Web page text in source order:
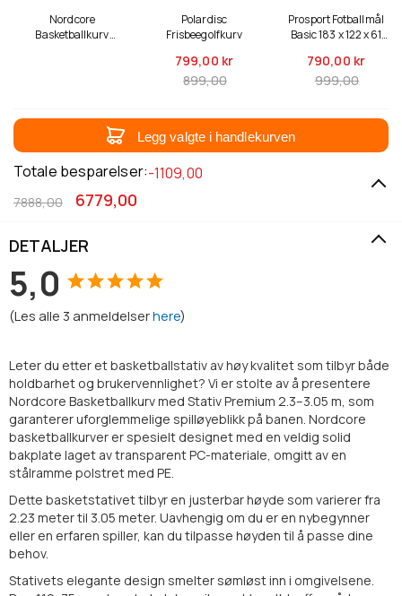
Nordcore
Basketballkurv
Polardisc
Frisbeegolfkurv
799,00 kr
899,00
Prosport Fotballmål
Basic 183 x 122 x 61
790,00 kr
999,00
Legg valgte i handlekurven
Totale besparelser:-1109,00
6779,00
7888,00
DETALJER
5,0
(Les alle 3anmeldelserhere)
Leter du etter et basketballstativ av høy kvalitet som tilbyr både
holdbarhet og brukervennlighet? Vi er stolte av å presentere
Nordcore Basketballkurv med Stativ Premium 2.3–3.05 m, som
garanterer uforglemmelige spilløyeblikk på banen. Nordcore
basketballkurver er spesielt designet med en veldig solid
bakplate laget av transparent PC-materiale, omgitt av en
stålramme polstret med PE.
Dette basketstativet tilbyr en justerbar høyde som varierer fra
2.23 meter til 3.05 meter. Uavhengig om du er en nybegynner
eller en erfaren spiller, kan du tilpasse høyden til å passe dine
behov.
Stativets elegante design smelter sømløst inn i omgivelsene.